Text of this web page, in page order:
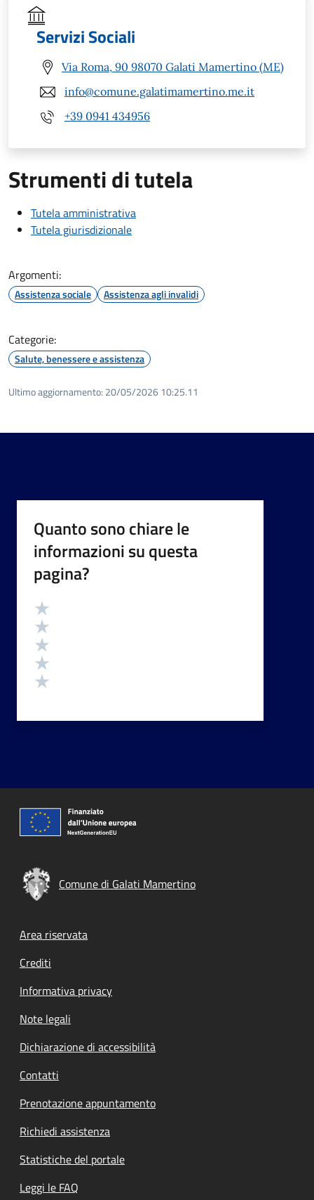
Servizi Sociali
Via Roma, 90 98070 Galati Mamertino (ME)
info@comune.galatimamertino.me.it
+39 0941 434956
Strumenti di tutela
Tutela amministrativa
Tutela giurisdizionale
Argomenti:
Assistenza sociale Assistenza agli invalidi
Categorie:
Salute, benessere e assistenza
Ultimo aggiornamento: 20/05/2026 10:25.11
Quanto sono chiare le
informazioni su questa
pagina?
Valutazione
Comune di Galati Mamertino
Footer menu
Area riservata
Crediti
Informativa privacy
Note legali
Dichiarazione di accessibilità
Contatti
Prenotazione appuntamento
Richiedi assistenza
Statistiche del portale
Leggi le FAQ